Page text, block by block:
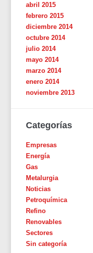
abril 2015
febrero 2015
diciembre 2014
octubre 2014
julio 2014
mayo 2014
marzo 2014
enero 2014
noviembre 2013
Categorías
Empresas
Energía
Gas
Metalurgia
Noticias
Petroquímica
Refino
Renovables
Sectores
Sin categoría